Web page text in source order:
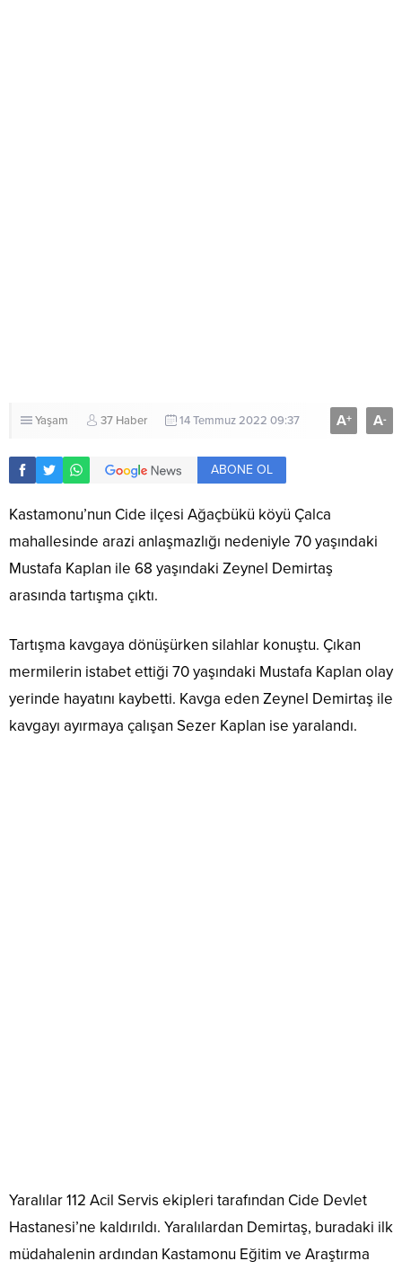
Yaşam 37 Haber 14 Temmuz 2022 09:37 A+ A-
ABONE OL
Kastamonu’nun Cide ilçesi Ağaçbükü köyü Çalca
mahallesinde arazi anlaşmazlığı nedeniyle 70 yaşındaki
Mustafa Kaplan ile 68 yaşındaki Zeynel Demirtaş
arasında tartışma çıktı.
Tartışma kavgaya dönüşürken silahlar konuştu. Çıkan
mermilerin istabet ettiği 70 yaşındaki Mustafa Kaplan olay
yerinde hayatını kaybetti. Kavga eden Zeynel Demirtaş ile
kavgayı ayırmaya çalışan Sezer Kaplan ise yaralandı.
Yaralılar 112 Acil Servis ekipleri tarafından Cide Devlet
Hastanesi’ne kaldırıldı. Yaralılardan Demirtaş, buradaki ilk
müdahalenin ardından Kastamonu Eğitim ve Araştırma